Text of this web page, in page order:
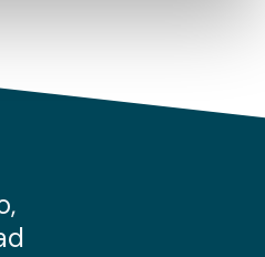
haga del sitio web con
publicidad y análisis